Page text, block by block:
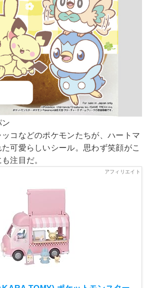
ン
コなどのポケモンたちが、ハートマ
可愛らしいシール。思わず笑顔がこ
注目だ。